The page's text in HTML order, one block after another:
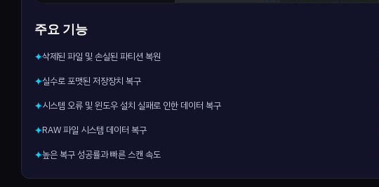
주요 기능
✦삭제된 파일 및 손실된 파티션 복원
✦실수로 포맷된 저장장치 복구
✦시스템 오류 및 윈도우 설치 실패로 인한 데이터 복구
✦RAW 파일 시스템 데이터 복구
✦높은 복구 성공률과 빠른 스캔 속도